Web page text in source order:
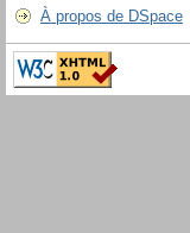
À propos de DSpace